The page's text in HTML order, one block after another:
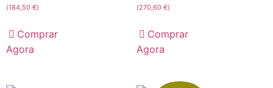
(184,50 €)
Comprar
Agora
(270,60 €)
Comprar
Agora